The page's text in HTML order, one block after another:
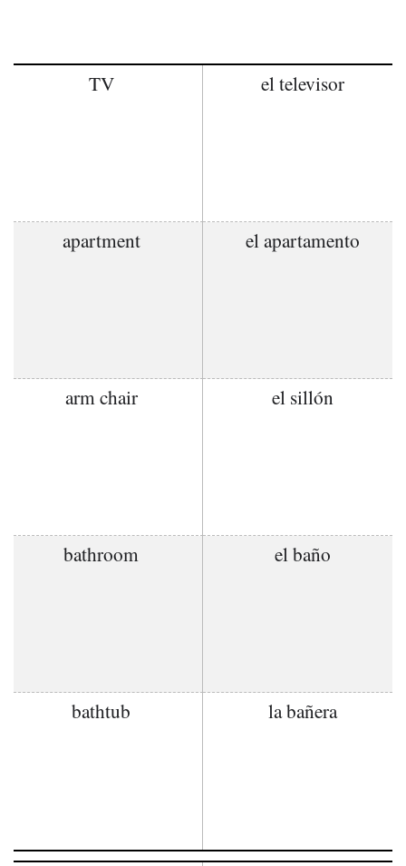
TV el televisor
apartment el apartamento
arm chair el sillón
bathroom el baño
bathtub la bañera